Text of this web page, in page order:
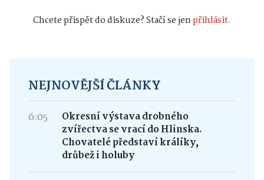
Chcete přispět do diskuze? Stačí se jenpřihlásit.
NEJNOVĚJŠÍ ČLÁNKY
6:05
Okresní výstava drobného
zvířectva se vrací do Hlinska.
Chovatelé představí králíky,
drůbež i holuby